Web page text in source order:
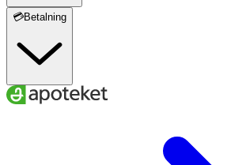
💳Betalning